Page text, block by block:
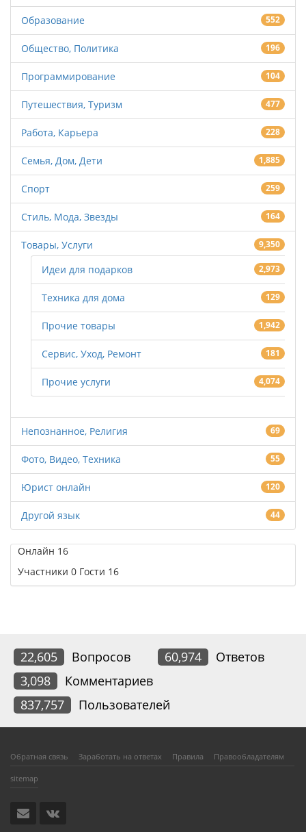
Образование 552
Общество, Политика 196
Программирование 104
Путешествия, Туризм 477
Работа, Карьера 228
Семья, Дом, Дети 1,885
Спорт 259
Стиль, Мода, Звезды 164
Товары, Услуги 9,350
Идеи для подарков 2,973
Техника для дома 129
Прочие товары 1,942
Сервис, Уход, Ремонт 181
Прочие услуги 4,074
Непознанное, Религия 69
Фото, Видео, Техника 55
Юрист онлайн 120
Другой язык 44
Онлайн 16
Участники 0 Гости 16
22,605 Вопросов 60,974
Ответов
3,098
Комментариев
837,757
Пользователей
Обратная связь Заработать на ответах Правила Правообладателям
sitemap